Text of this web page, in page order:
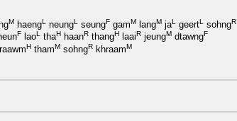
M haengL neungL seungF gamM langM jaL geertL sohngR
F laoL thaH haanR thangH laaiR jeungM dtawngF
H thamM sohngR khraamM